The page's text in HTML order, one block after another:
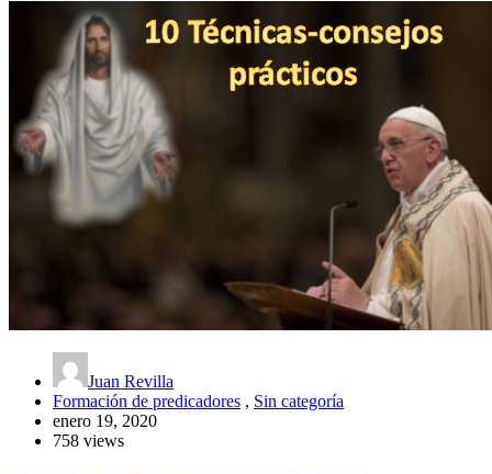
Juan Revilla
Formación de predicadores , Sin categoría
enero 19, 2020
758 views